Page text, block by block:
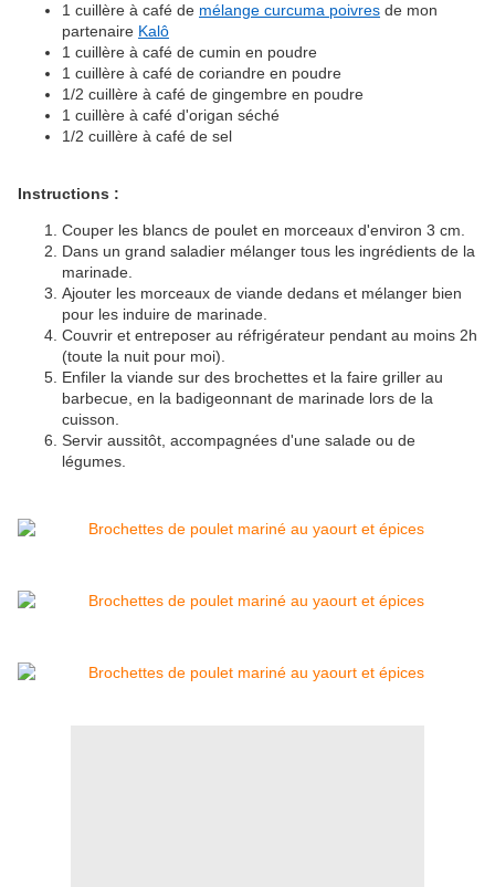
1 cuillère à café de mélange curcuma poivres de mon
partenaire Kalô
1 cuillère à café de cumin en poudre
1 cuillère à café de coriandre en poudre
1/2 cuillère à café de gingembre en poudre
1 cuillère à café d'origan séché
1/2 cuillère à café de sel
Instructions :
Couper les blancs de poulet en morceaux d'environ 3 cm.
Dans un grand saladier mélanger tous les ingrédients de la
marinade.
Ajouter les morceaux de viande dedans et mélanger bien
pour les induire de marinade.
Couvrir et entreposer au réfrigérateur pendant au moins 2h
(toute la nuit pour moi).
Enfiler la viande sur des brochettes et la faire griller au
barbecue, en la badigeonnant de marinade lors de la
cuisson.
Servir aussitôt, accompagnées d'une salade ou de
légumes.